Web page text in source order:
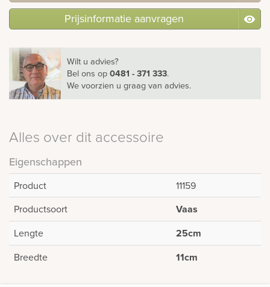
Prijsinformatie aanvragen
Wilt u advies?
Bel ons op0481 - 371 333.
We voorzien u graag van advies.
Alles over dit accessoire
Eigenschappen
Product
11159
Productsoort
Vaas
Lengte 25cm
Breedte 11cm